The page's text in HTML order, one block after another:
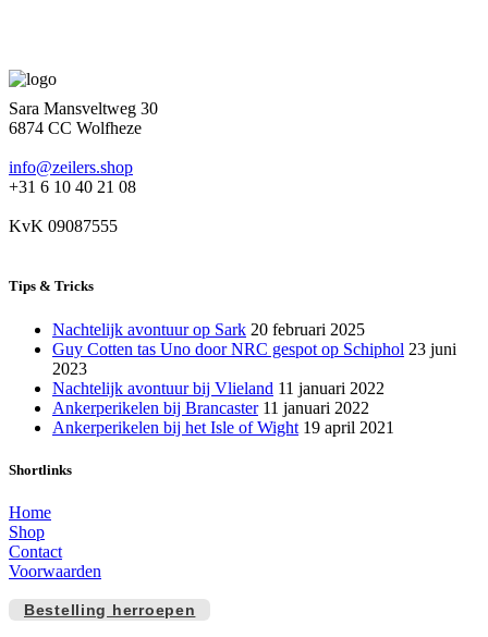
Sara Mansveltweg 30
6874 CC Wolfheze
info@zeilers.shop
+31 6 10 40 21 08
KvK 09087555
Tips & Tricks
Nachtelijk avontuur op Sark 20 februari 2025
Guy Cotten tas Uno door NRC gespot op Schiphol 23 juni
2023
Nachtelijk avontuur bij Vlieland 11 januari 2022
Ankerperikelen bij Brancaster 11 januari 2022
Ankerperikelen bij het Isle of Wight 19 april 2021
Shortlinks
Home
Shop
Contact
Voorwaarden
Bestelling herroepen